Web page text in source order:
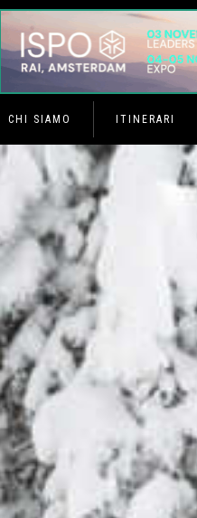
CHI SIAMO ITINERARI